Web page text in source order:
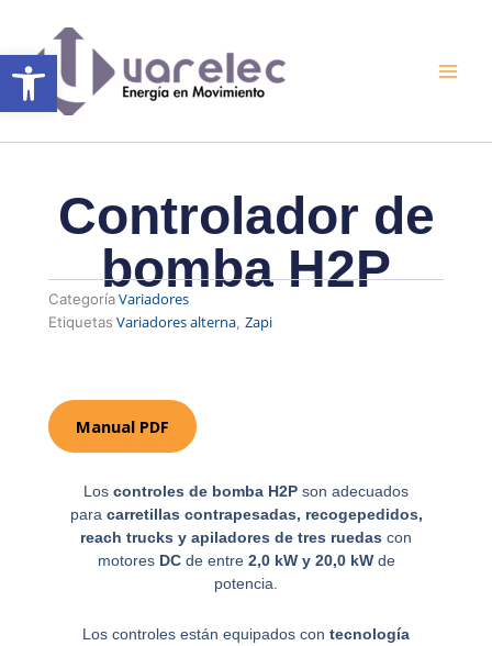
Abrir barra de herramientas
contenido
Controlador de
bomba H2P
Categoría Variadores
Etiquetas Variadores alterna ,Zapi
Manual PDF
Los controles de bomba H2P son adecuados
para carretillas contrapesadas, recogepedidos,
reach trucks y apiladores de tres ruedas con
motores DCde entre 2,0 kW y 20,0 kWde
potencia.
Los controles están equipados con tecnología